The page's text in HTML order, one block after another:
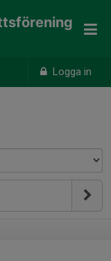
Logga in